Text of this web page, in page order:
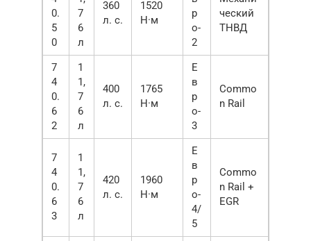
0.
5
0
7
6
л
360
л. с.
1520
Н·м
р
о-
2
ческий
ТНВД
7
4
0.
6
2
1
1,
7
6
л
400
л. с.
1765
Н·м
Е
в
р
о-
3
Commo
n Rail
7
4
0.
6
3
1
1,
7
6
л
420
л. с.
1960
Н·м
Е
в
р
о-
4/
5
Commo
n Rail +
EGR